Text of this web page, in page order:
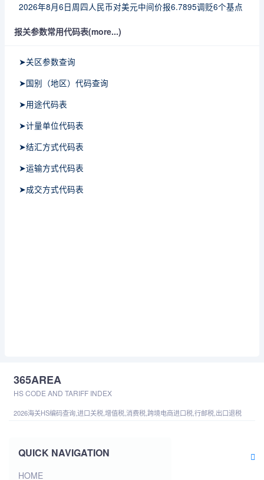
2026年8月6日周四人民币对美元中间价报6.7895调贬6个基点
报关参数常用代码表(more...)
➤关区参数查询
➤国别（地区）代码查询
➤用途代码表
➤计量单位代码表
➤结汇方式代码表
➤运输方式代码表
➤成交方式代码表
365AREA
HS CODE AND TARIFF INDEX
2026海关HS编码查询,进口关税,增值税,消费税,跨境电商进口税,行邮税,出口退税
QUICK NAVIGATION
HOME